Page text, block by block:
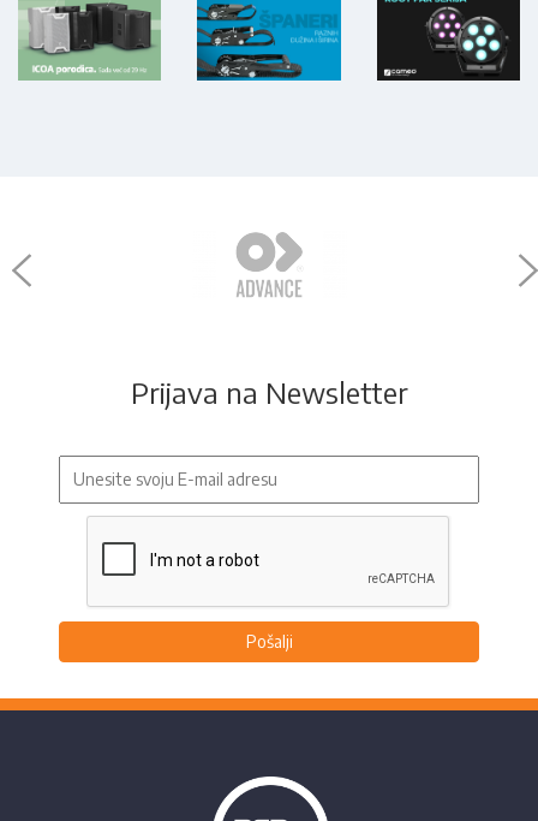
Prijava na Newsletter
Pošalji